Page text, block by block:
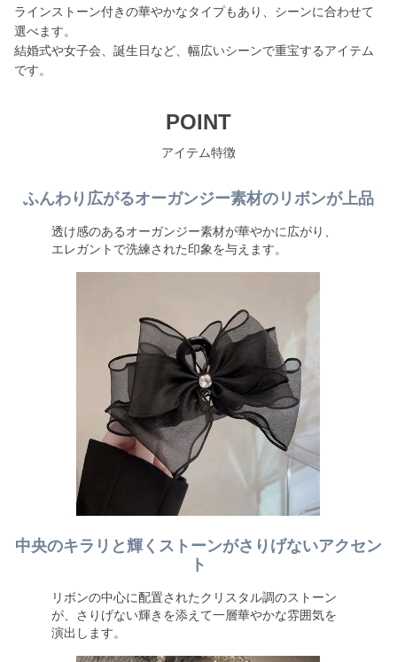
ラインストーン付きの華やかなタイプもあり、シーンに合わせて
選べます。
結婚式や女子会、誕生日など、幅広いシーンで重宝するアイテム
です。
POINT
アイテム特徴
ふんわり広がるオーガンジー素材のリボンが上品
透け感のあるオーガンジー素材が華やかに広がり、
エレガントで洗練された印象を与えます。
中央のキラリと輝くストーンがさりげないアクセン
ト
リボンの中心に配置されたクリスタル調のストーン
が、さりげない輝きを添えて一層華やかな雰囲気を
演出します。